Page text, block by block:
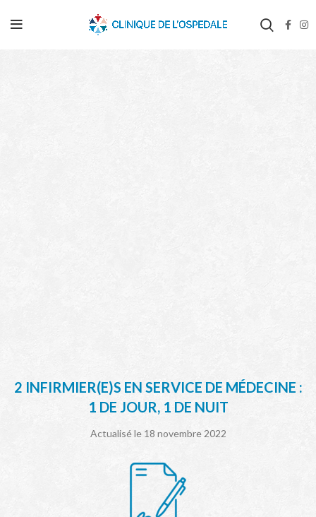
2 INFIRMIER(E)S EN SERVICE DE MÉDECINE :
1 DE JOUR, 1 DE NUIT
Actualisé le 18 novembre 2022